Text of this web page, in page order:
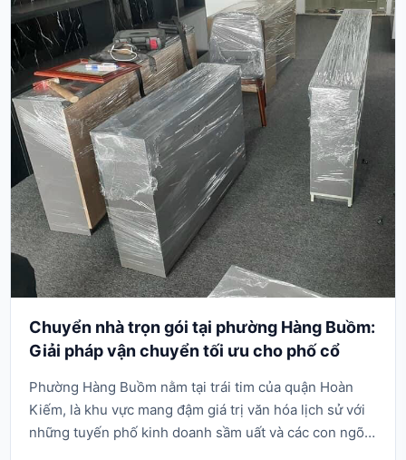
Chuyển nhà trọn gói tại phường Hàng Buồm:
Giải pháp vận chuyển tối ưu cho phố cổ
Phường Hàng Buồm nằm tại trái tim của quận Hoàn
Kiếm, là khu vực mang đậm giá trị văn hóa lịch sử với
những tuyến phố kinh doanh sầm uất và các con ngõ